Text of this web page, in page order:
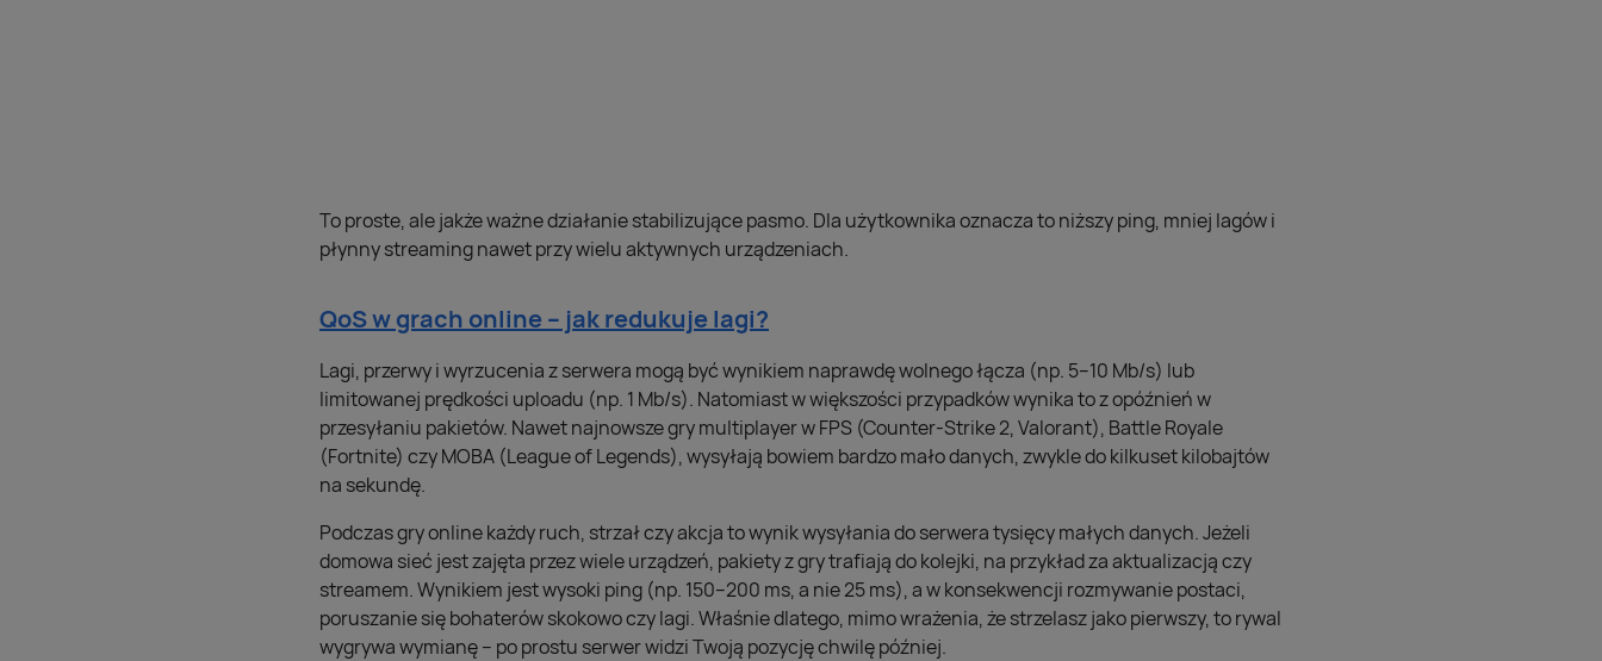
To proste, ale jakże ważne działanie stabilizujące pasmo. Dla użytkownika oznacza to niższy ping, mniej lagów i
płynny streaming nawet przy wielu aktywnych urządzeniach.
QoS w grach online – jak redukuje lagi?
Lagi, przerwy i wyrzucenia z serwera mogą być wynikiem naprawdę wolnego łącza (np. 5–10 Mb/s) lub
limitowanej prędkości uploadu (np. 1 Mb/s). Natomiast w większości przypadków wynika to z opóźnień w
przesyłaniu pakietów. Nawet najnowsze gry multiplayer w FPS (Counter-Strike 2, Valorant), Battle Royale
(Fortnite) czy MOBA (League of Legends), wysyłają bowiem bardzo mało danych, zwykle do kilkuset kilobajtów
na sekundę.
Podczas gry online każdy ruch, strzał czy akcja to wynik wysyłania do serwera tysięcy małych danych. Jeżeli
domowa sieć jest zajęta przez wiele urządzeń, pakiety z gry trafiają do kolejki, na przykład za aktualizacją czy
streamem. Wynikiem jest wysoki ping (np. 150–200 ms, a nie 25 ms), a w konsekwencji rozmywanie postaci,
poruszanie się bohaterów skokowo czy lagi. Właśnie dlatego, mimo wrażenia, że strzelasz jako pierwszy, to rywal
wygrywa wymianę – po prostu serwer widzi Twoją pozycję chwilę później.